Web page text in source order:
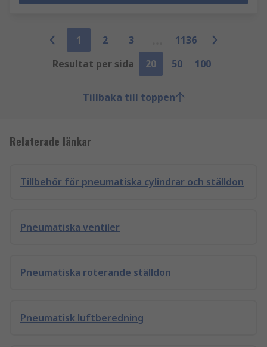
1 2 3
1136
Resultat per sida
20 50 100
Tillbaka till toppen
Relaterade länkar
Tillbehör för pneumatiska cylindrar och ställdon
Pneumatiska ventiler
Pneumatiska roterande ställdon
Pneumatisk luftberedning